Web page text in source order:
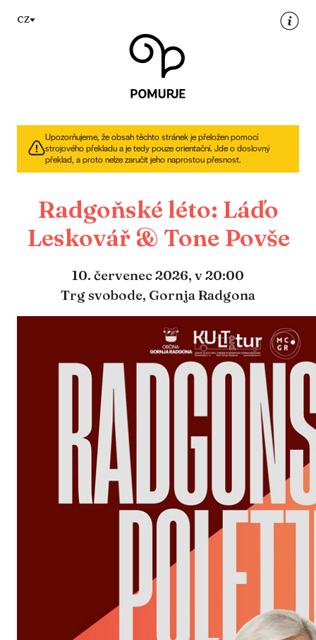
CZ
Upozorňujeme, že obsah těchto stránek je přeložen pomocí
strojového překladu a je tedy pouze orientační. Jde o doslovný
překlad, a proto nelze zaručit jeho naprostou přesnost.
Radgoňské léto: Láďo
Leskovář & Tone Povše
10. červenec 2026, v 20:00
Trg svobode, Gornja Radgona